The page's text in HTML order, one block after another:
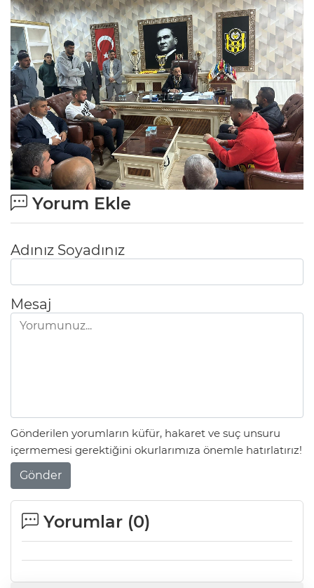
Yorum Ekle
Adınız Soyadınız
Mesaj
Gönderilen yorumların küfür, hakaret ve suç unsuru
içermemesi gerektiğini okurlarımıza önemle hatırlatırız!
Gönder
Yorumlar (0)